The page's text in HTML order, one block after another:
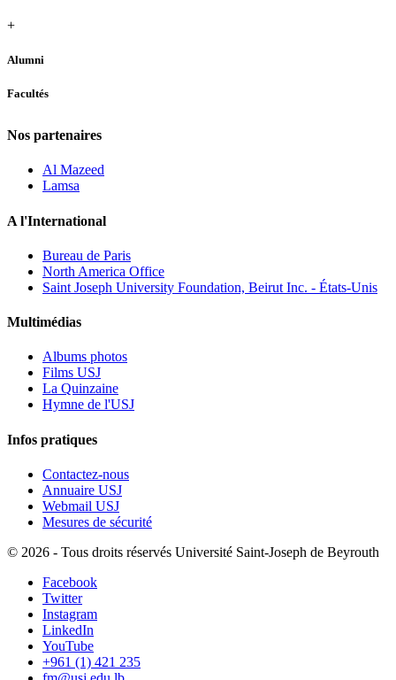
+
Alumni
Facultés
Nos partenaires
Al Mazeed
Lamsa
A l'International
Bureau de Paris
North America Office
Saint Joseph University Foundation, Beirut Inc. - États-Unis
Multimédias
Albums photos
Films USJ
La Quinzaine
Hymne de l'USJ
Infos pratiques
Contactez-nous
Annuaire USJ
Webmail USJ
Mesures de sécurité
© 2026 - Tous droits réservés Université Saint-Joseph de Beyrouth
Facebook
Twitter
Instagram
LinkedIn
YouTube
+961 (1) 421 235